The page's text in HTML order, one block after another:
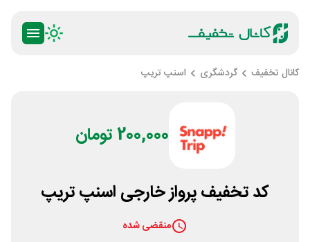
کانال تخفیف گردشگری اسنپ تریپ
200,000 تومان
کد تخفیف پرواز خارجی اسنپ تریپ
منقضی شده